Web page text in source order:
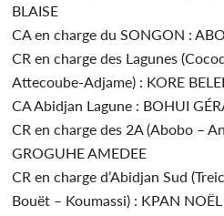
BLAISE
CA en charge du SONGON :
CR en charge des Lagunes
Attecoube-Adjame) : KORE
CA Abidjan Lagune : BOHUI
CR en charge des 2A (Abobo –
GROGUHE AMEDEE
CR en charge d’Abidjan Sud
Bouët – Koumassi) : KPAN NOËL